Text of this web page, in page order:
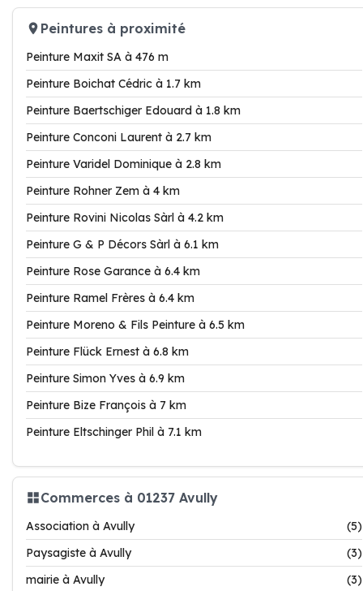
Peintures à proximité
Peinture Maxit SA à 476 m
Peinture Boichat Cédric à 1.7 km
Peinture Baertschiger Edouard à 1.8 km
Peinture Conconi Laurent à 2.7 km
Peinture Varidel Dominique à 2.8 km
Peinture Rohner Zem à 4 km
Peinture Rovini Nicolas Sàrl à 4.2 km
Peinture G & P Décors Sàrl à 6.1 km
Peinture Rose Garance à 6.4 km
Peinture Ramel Frères à 6.4 km
Peinture Moreno & Fils Peinture à 6.5 km
Peinture Flück Ernest à 6.8 km
Peinture Simon Yves à 6.9 km
Peinture Bize François à 7 km
Peinture Eltschinger Phil à 7.1 km
Commerces à 01237 Avully
Association à Avully
(5)
Paysagiste à Avully
(3)
mairie à Avully
(3)